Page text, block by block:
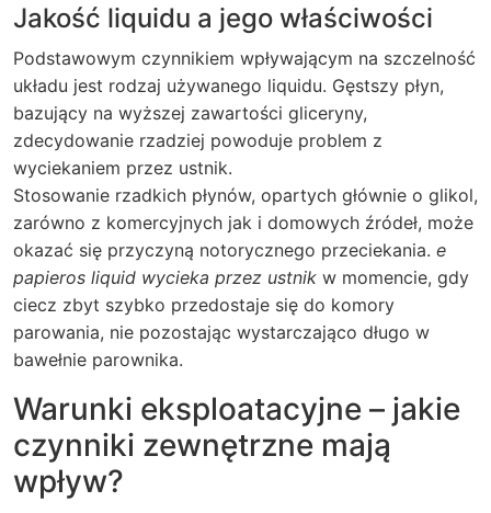
Jakość liquidu a jego właściwości
Podstawowym czynnikiem wpływającym na szczelność
układu jest rodzaj używanego liquidu. Gęstszy płyn,
bazujący na wyższej zawartości gliceryny,
zdecydowanie rzadziej powoduje problem z
wyciekaniem przez ustnik.
Stosowanie rzadkich płynów, opartych głównie o glikol,
zarówno z komercyjnych jak i domowych źródeł, może
okazać się przyczyną notorycznego przeciekania. e
papieros liquid wycieka przez ustnik w momencie, gdy
ciecz zbyt szybko przedostaje się do komory
parowania, nie pozostając wystarczająco długo w
bawełnie parownika.
Warunki eksploatacyjne – jakie
czynniki zewnętrzne mają
wpływ?